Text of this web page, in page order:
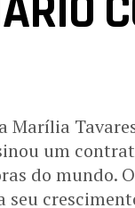
Marília
um
do mundo.
seu